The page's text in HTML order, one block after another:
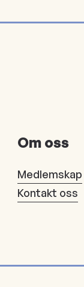
Om oss
Medlemskap
Kontakt oss